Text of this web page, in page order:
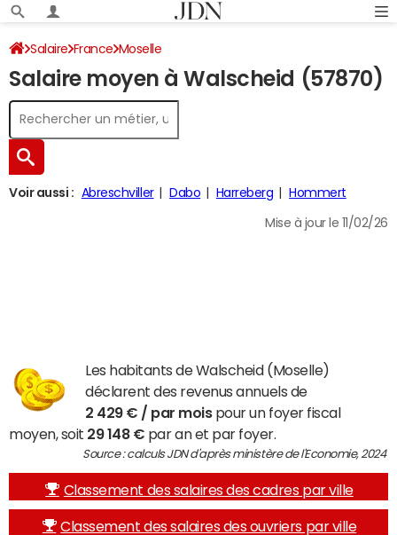
Salaire France Moselle
Salaire moyen à Walscheid (57870)
Voir aussi : Abreschviller Dabo Harreberg Hommert
Mise à jour le 11/02/26
Les habitants de Walscheid (Moselle)
déclarent des revenus annuels de
2 429 € / par moispour un foyer fiscal
moyen, soit 29 148 € par an et par foyer.
Source : calculs JDN d'après ministère de l'Economie, 2024
Classement des salaires des cadres par ville
Classement des salaires des ouvriers par ville